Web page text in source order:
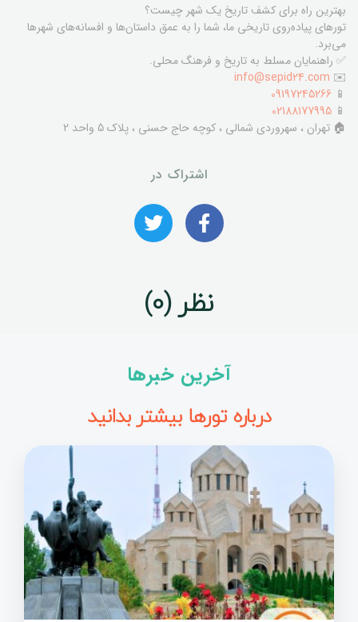
بهترین راه برای کشف تاریخ یک شهر چیست؟
تورهای پیاده‌روی تاریخی ما، شما را به عمق داستان‌ها و افسانه‌های شهرها
می‌برد.
✅ راهنمایان مسلط به تاریخ و فرهنگ محلی.
✉️
info@sepid24.com
📱
09197245266
📱
02188177995
🏠 تهران ، سهروردی شمالی ، کوچه حاج حسنی ، پلاک 5 واحد 2
اشتراک در
نظر (0)
آخرین خبرها
درباره تورها بیشتر بدانید